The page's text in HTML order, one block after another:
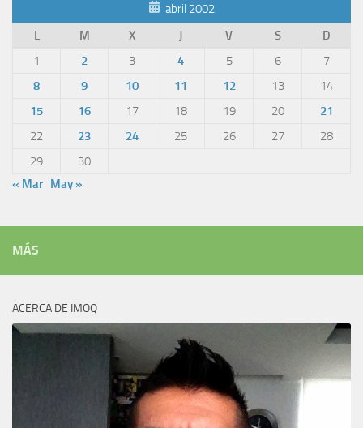
abril 2002
L
M X J V S
D
1
2 3 4 5 6
7
8
9 10 11 12 13
14
15
16 17 18 19 20
21
22
23 24 25 26 27
28
29
30
« Mar May »
MÁS
ACERCA DE IMOQ